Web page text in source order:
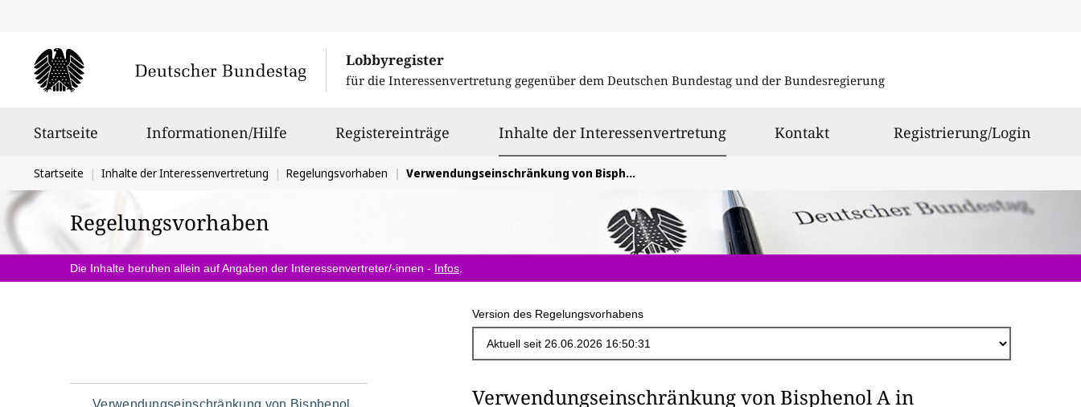
Lobbyregister
für die Interessenvertretung gegenüber dem Deutschen Bundestag und der Bundesregierung
Startseite Informationen/Hilfe Registereinträge Inhalte der Interessenvertretungausgewählt
Kontakt Registrierung/Login
Sie
befinden
sich
hier:
Startseite Inhalte der Interessenvertretung Regelungsvorhaben Verwendungseinschränkung von Bisphenol A in Lebensmittelkontaktmaterialien
Regelungsvorhaben
Die Inhalte beruhen allein auf Angaben der Interessenvertreter/-innen - Infos
Version des Regelungsvorhabens
Verwendungseinschränkung von Bisphenol
Verwendungseinschränkung von Bisphenol A in